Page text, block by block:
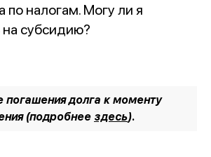
по налогам. Могу ли я
субсидию?
погашения долга к моменту
(подробнее здесь).